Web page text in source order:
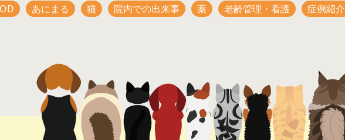
あにまる 猫 院内での出来事 薬 老齢管理・看護 症例紹介